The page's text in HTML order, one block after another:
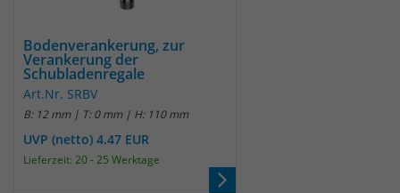
Bodenverankerung, zur
Verankerung der
Schubladenregale
Art.Nr. SRBV
B: 12 mm | T: 0 mm | H: 110 mm
UVP (netto) 4.47 EUR
Lieferzeit: 20 - 25 Werktage
Anbieter Matomo
Laufzeit 30 Minuten
Zweck
Das Cookie wird genutzt um temporär
Session Daten zu speichern